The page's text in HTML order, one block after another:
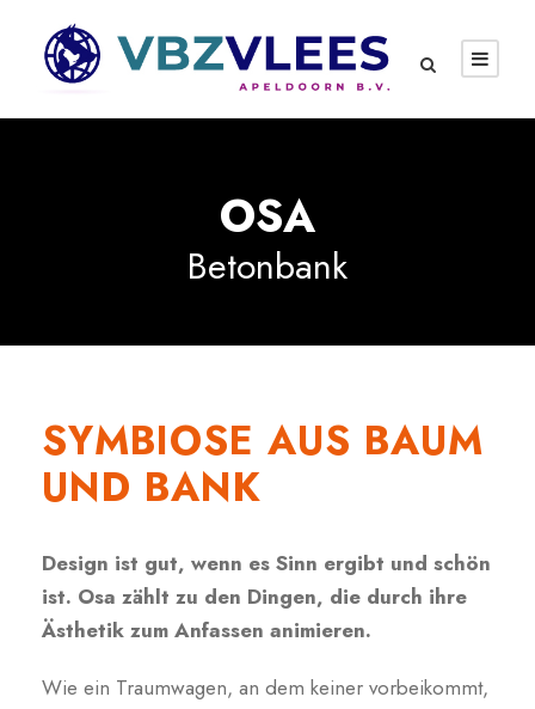
OSA
Betonbank
SYMBIOSE AUS BAUM
UND BANK
Design ist gut, wenn es Sinn ergibt und schön
ist. Osa zählt zu den Dingen, die durch ihre
Ästhetik zum Anfassen animieren.
Wie ein Traumwagen, an dem keiner vorbeikommt,